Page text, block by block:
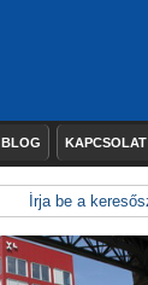
BLOG KAPCSOLAT